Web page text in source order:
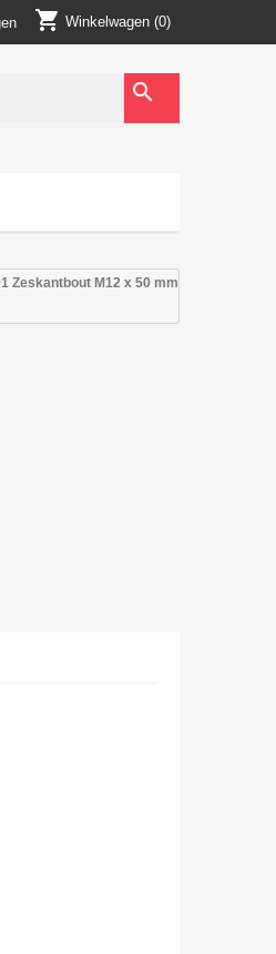
shopping_cart Winkelwagen (0)
search
Zeskantbout M12 x 50 mm